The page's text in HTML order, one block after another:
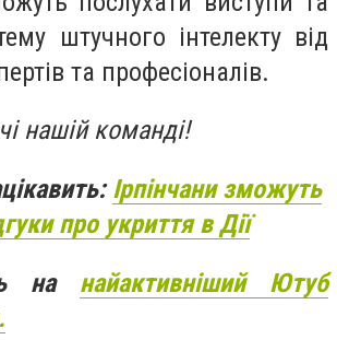
штучного інтелекту від
та професіоналів.
нашій команді!
Ірпінчани зможуть
про укриття в Дії
на найактивніший Ютуб